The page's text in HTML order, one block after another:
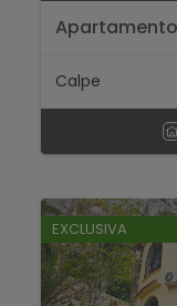
Calpe
EXCLUSIVA